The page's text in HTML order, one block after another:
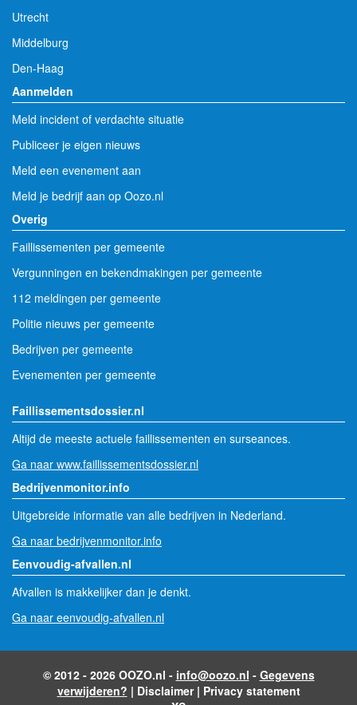
Utrecht
Middelburg
Den-Haag
Aanmelden
Meld incident of verdachte situatie
Publiceer je eigen nieuws
Meld een evenement aan
Meld je bedrijf aan op Oozo.nl
Overig
Faillissementen per gemeente
Vergunningen en bekendmakingen per gemeente
112 meldingen per gemeente
Politie nieuws per gemeente
Bedrijven per gemeente
Evenementen per gemeente
Faillissementsdossier.nl
Altijd de meeste actuele faillissementen en surseances.
Ga naar www.faillissementsdossier.nl
Bedrijvenmonitor.info
Uitgebreide informatie van alle bedrijven in Nederland.
Ga naar bedrijvenmonitor.info
Eenvoudig-afvallen.nl
Afvallen is makkelijker dan je denkt.
Ga naar eenvoudig-afvallen.nl
© 2012 - 2026 OOZO.nl - info@oozo.nl - Gegevens
verwijderen? | Disclaimer| Privacy statement